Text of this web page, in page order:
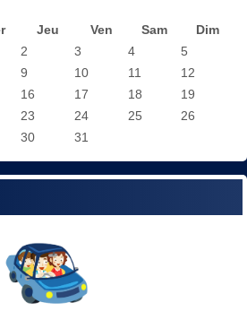
Jeu Ven Sam
Dim
2 3 4
5
9 10 11
12
16 17 18
19
23 24 25
26
30 31